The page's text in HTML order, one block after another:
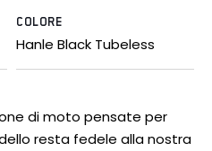
COLORE
Hanle Black Tubeless
di moto pensate per
resta fedele alla nostra